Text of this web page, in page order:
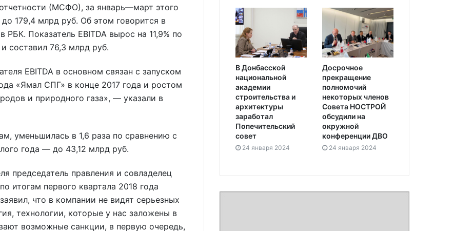
(МСФО), за январь—март этого
179,4 млрд руб. Об этом говорится в
Показатель EBITDA вырос на 11,9% по
составил 76,3 млрд руб.
EBITDA в основном связан с запуском
«Ямал СПГ» в конце 2017 года и ростом
и природного газа», — указали в
уменьшилась в 1,6 раза по сравнению с
года — до 43,12 млрд руб.
председатель правления и совладелец
итогам первого квартала 2018 года
что в компании не видят серьезных
технологии, которые у нас заложены в
возможные санкции, в первую очередь,
В Донбасской
национальной
академии
строительства и
архитектуры
заработал
Попечительский
совет
24 января 2024
Досрочное
прекращение
полномочий
некоторых членов
Совета НОСТРОЙ
обсудили на
окружной
конференции ДВО
24 января 2024